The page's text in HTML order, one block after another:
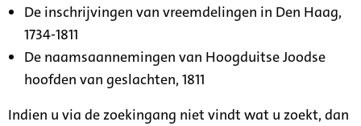
De inschrijvingen van vreemdelingen in Den Haag,
1734-1811
De naamsaannemingen van Hoogduitse Joodse
hoofden van geslachten, 1811
Indien u via de zoekingang niet vindt wat u zoekt, dan